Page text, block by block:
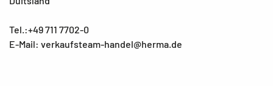
Tel.:+49 711 7702-0
E-Mail: verkaufsteam-handel@herma.de